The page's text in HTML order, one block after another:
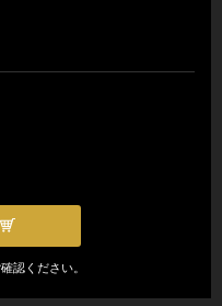
認ください。